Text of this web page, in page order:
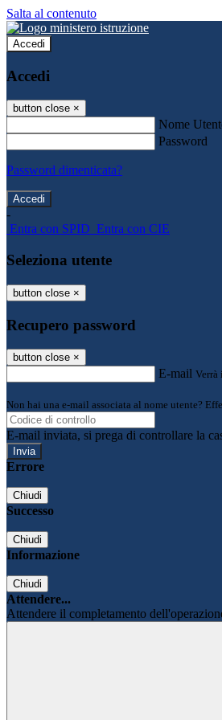
Salta al contenuto
Accedi
Accedi
button close ×
Nome
Password
Password dimenticata?
-
Entra con SPID Entra con CIE
Seleziona utente
button close ×
Recupero password
button close ×
E-mail Verrà
Non hai una e-mail associata al nome utente?
E-mail inviata, si prega di controllare la
Errore
Chiudi
Successo
Chiudi
Informazione
Chiudi
Attendere...
Attendere il completamento